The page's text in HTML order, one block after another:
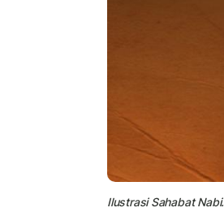
Ilustrasi Sahabat Nabi.